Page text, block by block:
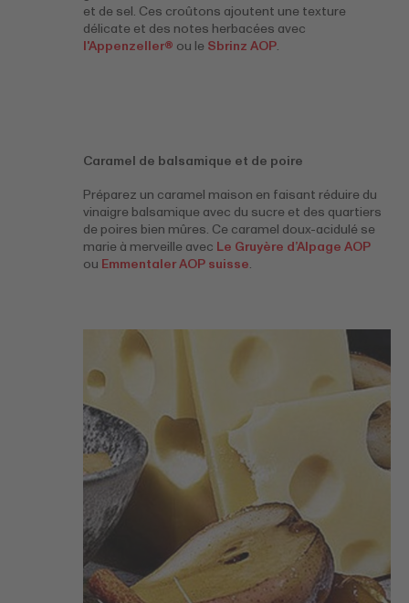
et de sel. Ces croûtons ajoutent une texture
délicate et des notes herbacées avec
l'Appenzeller® ou le Sbrinz AOP.
Caramel de balsamique et de poire
Préparez un caramel maison en faisant réduire du
vinaigre balsamique avec du sucre et des quartiers
de poires bien mûres. Ce caramel doux-acidulé se
marie à merveille avec Le Gruyère d’Alpage AOP
ou Emmentaler AOP suisse.